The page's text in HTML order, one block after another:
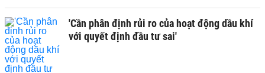
'Cần phân định rủi ro của hoạt động dầu khí
với quyết định đầu tư sai'